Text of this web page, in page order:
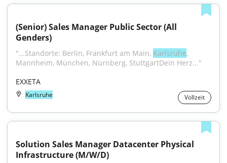
(Senior) Sales Manager Public Sector (All
Genders)
"...Standorte: Berlin, Frankfurt am Main, Karlsruhe,
Mannheim, München, Nürnberg, StuttgartDein Herz..."
EXXETA
Karlsruhe Vollzeit
Solution Sales Manager Datacenter Physical
Infrastructure (M/W/D)